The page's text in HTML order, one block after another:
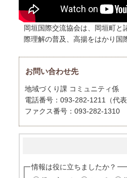
岡垣国際交流協会は、岡垣町と
際理解の普及、高揚をはかり国
お問い合わせ先
地域づくり課 コミュニティ係
電話番号：093-282-1211（代表
ファクス番号：093-282-1310
情報は役に立ちましたか？